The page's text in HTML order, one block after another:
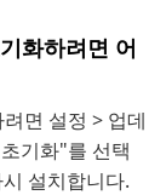
화하려면 어
면 설정 > 업데
기화"를 선택
설치합니다.